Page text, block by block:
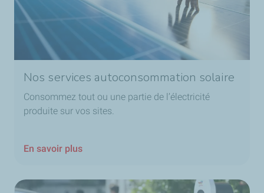
Nos services autoconsommation solaire
Consommez tout ou une partie de l’électricité
produite sur vos sites.
En savoir plus